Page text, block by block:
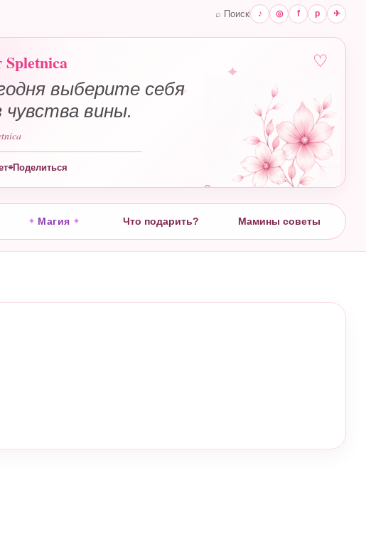
⌕ Поиск ♪ ◎ f p ✈
✧
♡
Spletnica
выберите себя
чувства вины.
⌯Поделиться
Магия Что подарить? Мамины советы